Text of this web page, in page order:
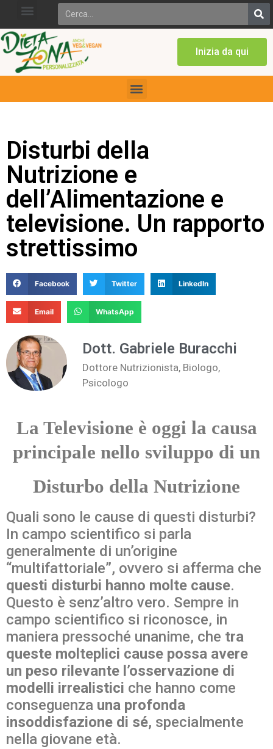
Inizia da qui
Disturbi della
Nutrizione e
dell’Alimentazione e
televisione. Un rapporto
strettissimo
Facebook Twitter LinkedIn
Email WhatsApp
Dott. Gabriele Buracchi
Dottore Nutrizionista, Biologo,
Psicologo
La Televisione è oggi la causa
principale nello sviluppo di un
Disturbo della Nutrizione
Quali sono le cause di questi disturbi?
In campo scientifico si parla
generalmente di un’origine
“multifattoriale”, ovvero si afferma che
questi disturbi hanno molte cause.
Questo è senz’altro vero. Sempre in
campo scientifico si riconosce, in
maniera pressoché unanime, che tra
queste molteplici cause possa avere
un peso rilevante l’osservazione di
modelli irrealistici che hanno come
conseguenza una profonda
insoddisfazione di sé, specialmente
nella giovane età.